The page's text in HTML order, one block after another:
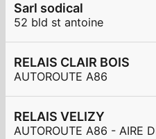
Sarl sodical
52 bld st antoine
RELAIS CLAIR BOIS
AUTOROUTE A86
RELAIS VELIZY